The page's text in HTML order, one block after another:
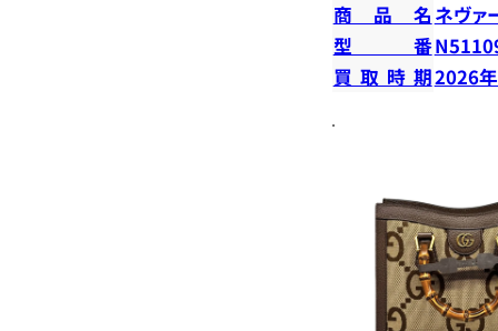
商品名 ネヴァ
型番
買取時期2026